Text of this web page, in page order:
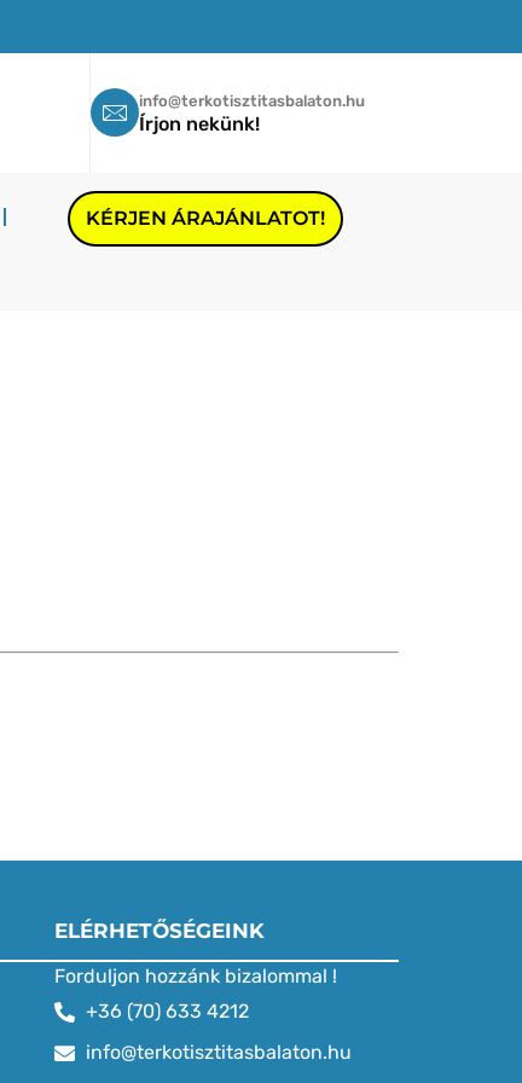
info@terkotisztitasbalaton.hu
Írjon nekünk!
KÉRJEN ÁRAJÁNLATOT!
ELÉRHETŐSÉGEINK
Forduljon hozzánk bizalommal !
+36 (70) 633 4212
info@terkotisztitasbalaton.hu